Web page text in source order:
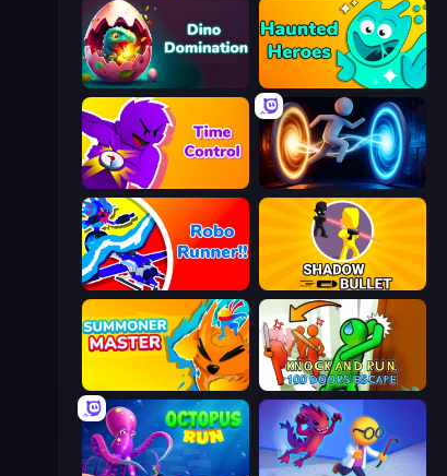
Dino Domination Haunted Heroes
Time Control! Portal Escape
Robo Runner Shadow Bullet
Summoner Master Knock and Run: 100 Doors Escape